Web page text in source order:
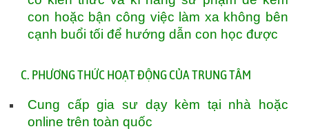
con hoặc bận công việc làm xa không bên
cạnh buổi tối để hướng dẫn con học được
C. PHƯƠNG THỨC HOẠT ĐỘNG CỦA TRUNG TÂM
Cung cấp gia sư dạy kèm tại nhà hoặc
online trên toàn quốc